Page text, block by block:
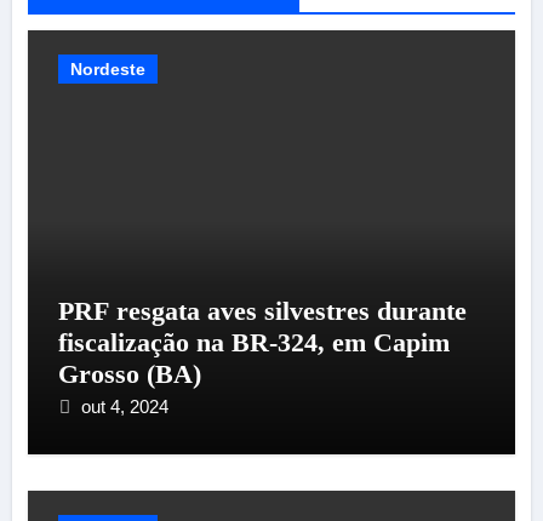
Nordeste
PRF resgata aves silvestres durante
fiscalização na BR-324, em Capim
Grosso (BA)
out 4, 2024